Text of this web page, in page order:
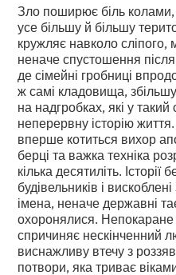
Зло поширює біль
усе більшу й більшу
кружляє навколо сліпого,
неначе спустошення
де сімейні гробниці
ж самі кладовища,
на надгробках, які у
неперервну історію
вперше котиться вихор
берці та важка техніка
кілька десятиліть. Історії
будівельників і
імена, неначе державні
охоронялися.
спричиняє нескінченний
виснажливу втечу з
потвори, яка триває